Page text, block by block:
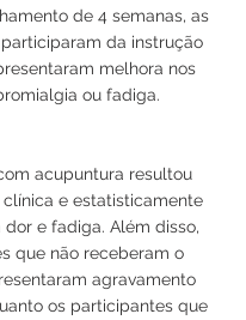
de 4 semanas, as
da instrução
melhora nos
ou fadiga.
acupuntura resultou
e estatisticamente
e fadiga. Além disso,
que não receberam o
agravamento
os participantes que